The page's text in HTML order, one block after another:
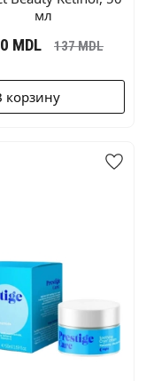
мл
MDL 137MDL
корзину